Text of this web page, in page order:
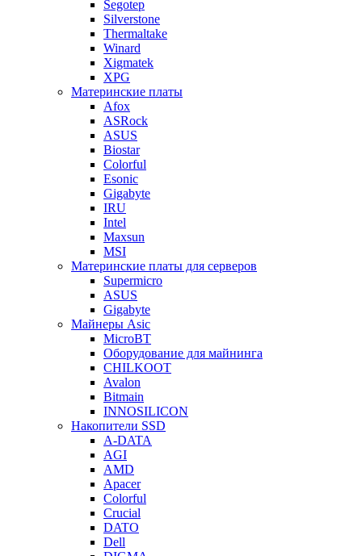
Segotep
Silverstone
Thermaltake
Winard
Xigmatek
XPG
Материнские платы
Afox
ASRock
ASUS
Biostar
Colorful
Esonic
Gigabyte
IRU
Intel
Maxsun
MSI
Материнские платы для серверов
Supermicro
ASUS
Gigabyte
Майнеры Asic
MicroBT
Оборудование для майнинга
CHILKOOT
Avalon
Bitmain
INNOSILICON
Накопители SSD
A-DATA
AGI
AMD
Apacer
Colorful
Crucial
DATO
Dell